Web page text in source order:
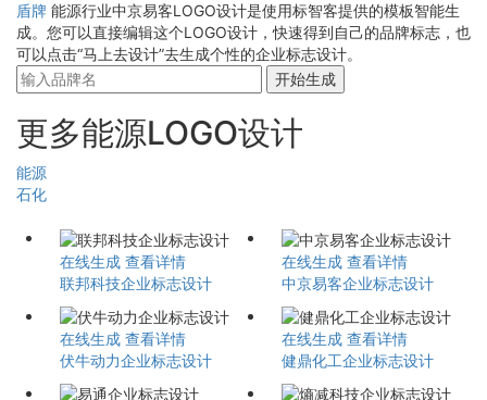
盾牌 能源行业中京易客LOGO设计是使用标智客提供的模板智能生
成。您可以直接编辑这个LOGO设计，快速得到自己的品牌标志，也
可以点击“马上去设计”去生成个性的企业标志设计。
开始生成
更多能源LOGO设计
能源
石化
在线生成 查看详情
联邦科技企业标志设计
在线生成 查看详情
中京易客企业标志设计
在线生成 查看详情
伏牛动力企业标志设计
在线生成 查看详情
健鼎化工企业标志设计